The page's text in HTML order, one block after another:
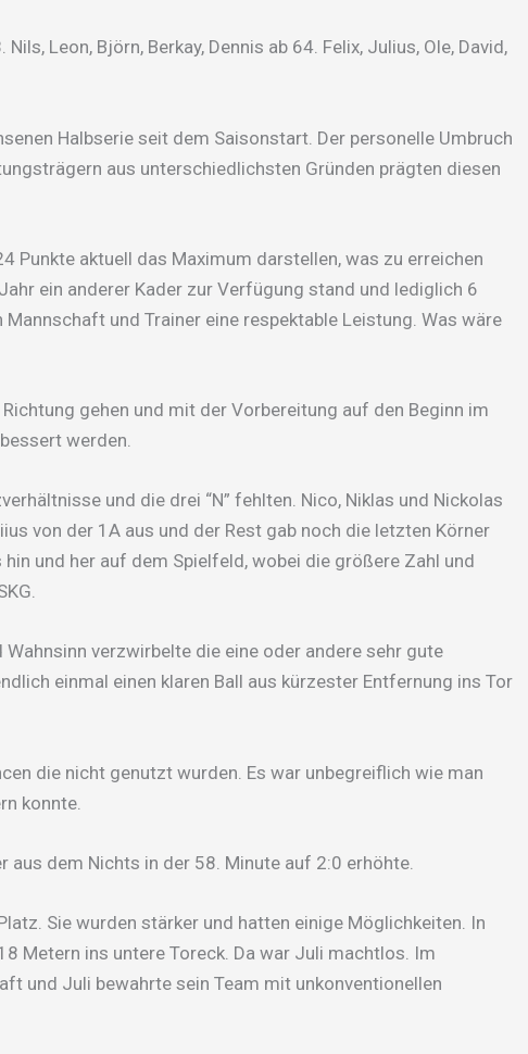
Leon, Björn, Berkay, Dennis ab 64. Felix, Julius, Ole, David,
Halbserie seit dem Saisonstart. Der personelle Umbruch
aus unterschiedlichsten Gründen prägten diesen
Punkte aktuell das Maximum darstellen, was zu erreichen
ein anderer Kader zur Verfügung stand und lediglich 6
und Trainer eine respektable Leistung. Was wäre
gehen und mit der Vorbereitung auf den Beginn im
werden.
und die drei “N” fehlten. Nico, Niklas und Nickolas
von der 1A aus und der Rest gab noch die letzten Körner
und her auf dem Spielfeld, wobei die größere Zahl und
verzwirbelte die eine oder andere sehr gute
einmal einen klaren Ball aus kürzester Entfernung ins Tor
die nicht genutzt wurden. Es war unbegreiflich wie man
konnte.
dem Nichts in der 58. Minute auf 2:0 erhöhte.
Sie wurden stärker und hatten einige Möglichkeiten. In
Metern ins untere Toreck. Da war Juli machtlos. Im
und Juli bewahrte sein Team mit unkonventionellen